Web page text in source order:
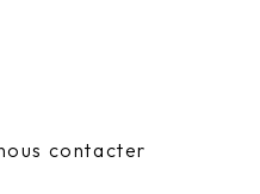
contacter